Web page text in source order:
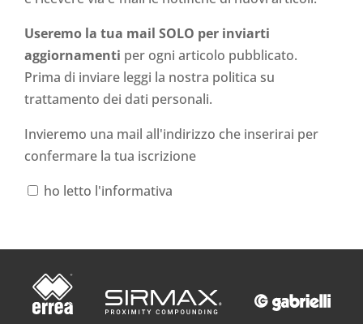
Useremo la tua mail SOLO per inviarti
aggiornamenti per ogni articolo pubblicato.
Prima di inviare leggi la nostra politica su
trattamento dei dati personali.
Invieremo una mail all'indirizzo che inserirai per
confermare la tua iscrizione
ho letto l'informativa